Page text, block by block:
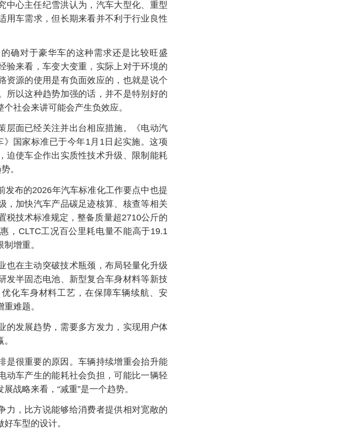
中心主任纪雪洪认为，汽车大型化、重型
用车需求，但长期来看并不利于行业良性
确对于豪华车的这种需求还是比较旺盛
验来看，车变大变重，实际上对于环境的
资源的使用是有负面效应的，也就是说个
所以这种趋势加强的话，并不是特别好的
社会来讲可能会产生负效应。
层面已经关注并出台相应措施。《电动汽
国家标准已于今年1月1日起实施。这项
迫使车企作出实质性技术升级、限制能耗
。
发布的2026年汽车标准化工作要点中也提
，加快汽车产品碳足迹核算、核查等相关
税技术标准规定，整备质量超2710公斤的
，CLTC工况百公里耗电量不能高于19.1
增重。
也在主动突破技术瓶颈，布局轻量化升级
发半固态电池、新型复合车身材料等新技
化车身材料工艺，在保障车辆续航、安
难题。
的发展趋势，需要多方发力，实现用户体
是很重要的原因。车辆持续增重会抬升能
动车产生的能耗社会负担，可能比一辆轻
战略来看，“减重”是一个趋势。
力，比方说能够给消费者提供相对宽敞的
车型的设计。